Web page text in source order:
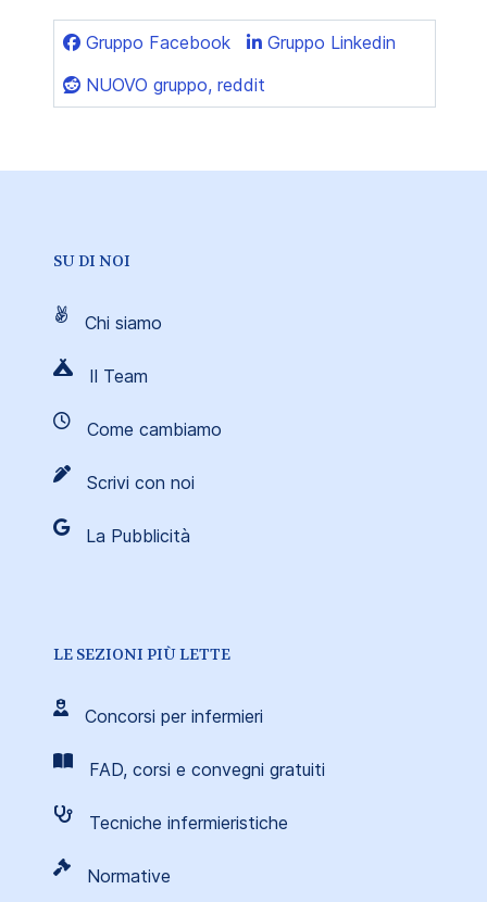
Gruppo Facebook
Gruppo Linkedin
NUOVO gruppo, reddit
SU DI NOI
Chi siamo
Il Team
Come cambiamo
Scrivi con noi
La Pubblicità
LE SEZIONI PIÙ LETTE
Concorsi per infermieri
FAD, corsi e convegni gratuiti
Tecniche infermieristiche
Normative